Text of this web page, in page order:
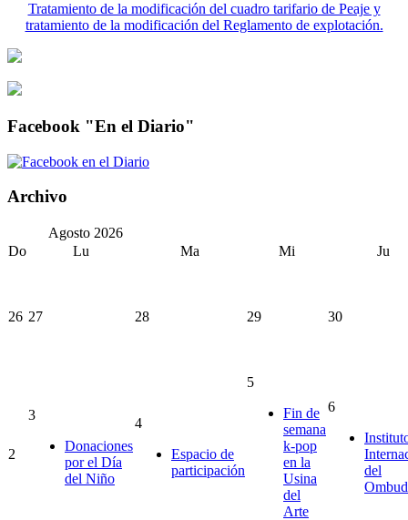
Tratamiento de la modificación del cuadro tarifario de Peaje y
tratamiento de la modificación del Reglamento de explotación.
Facebook "En el Diario"
Archivo
Agosto 2026
Do
Lu Ma Mi Ju
26 27 28 29 30
2
3
Donaciones
por el Día
del Niño
4
Espacio de
participación
5
Fin de
semana
k-pop
en la
Usina
del
Arte
6
del